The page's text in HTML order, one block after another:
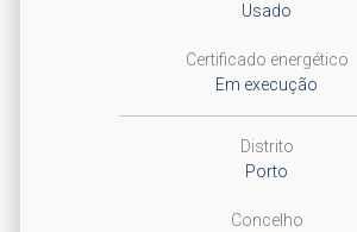
Usado
Certificado energético
Em execução
Distrito
Porto
Concelho